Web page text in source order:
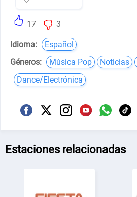
17 3
Idioma:
Español
Géneros:
Música Pop Noticias
Dance/Electrónica
Estaciones relacionadas